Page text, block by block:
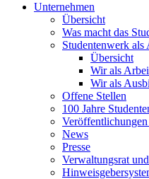
Unternehmen
Übersicht
Was macht das
Studentenwerk als
Übersicht
Wir als
Wir als
Offene Stellen
100 Jahre
News
Presse
Verwaltungsrat